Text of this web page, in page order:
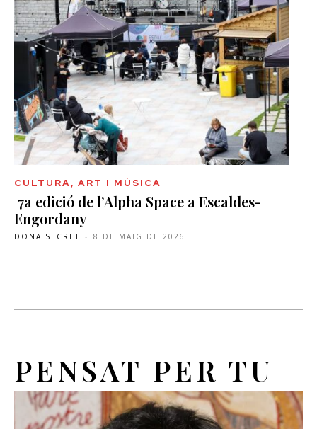
CULTURA, ART I MÚSICA
7a edició de l’Alpha Space a Escaldes-
Engordany
DONA SECRET - 8 DE MAIG DE 2026
PENSAT PER TU